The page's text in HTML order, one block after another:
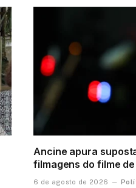
Ancine apura
filmagens do filme
6 de agosto de 2026